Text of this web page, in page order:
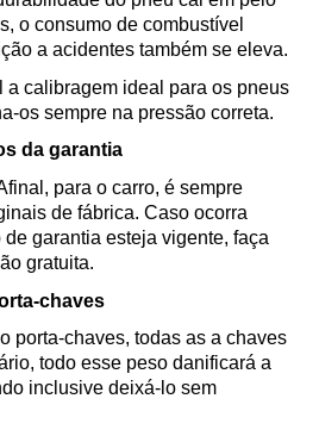
o consumo de combustível
a acidentes também se eleva.
a calibragem ideal para os pneus
os sempre na pressão correta.
da garantia
para o carro, é sempre
de fábrica. Caso ocorra
garantia esteja vigente, faça
gratuita.
chaves
porta-chaves, todas as a chaves
todo esse peso danificará a
inclusive deixá-lo sem